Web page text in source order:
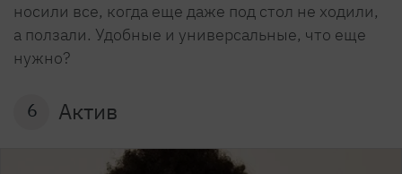
носили все, когда еще даже под стол не ходили,
а ползали. Удобные и универсальные, что еще
нужно?
6 Актив